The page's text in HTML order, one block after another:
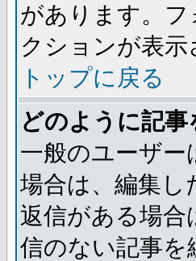
があります。
クションが表示
トップに戻る
どのように記
一般のユーザー
場合は、編集し
返信がある場合
信のない記事を